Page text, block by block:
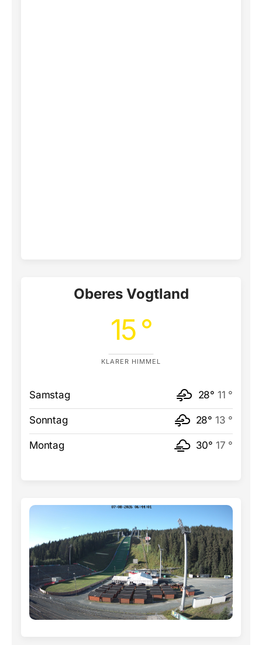
Oberes Vogtland
15 °
KLARER HIMMEL
Samstag 28° 11 °
Sonntag 28° 13 °
Montag 30° 17 °